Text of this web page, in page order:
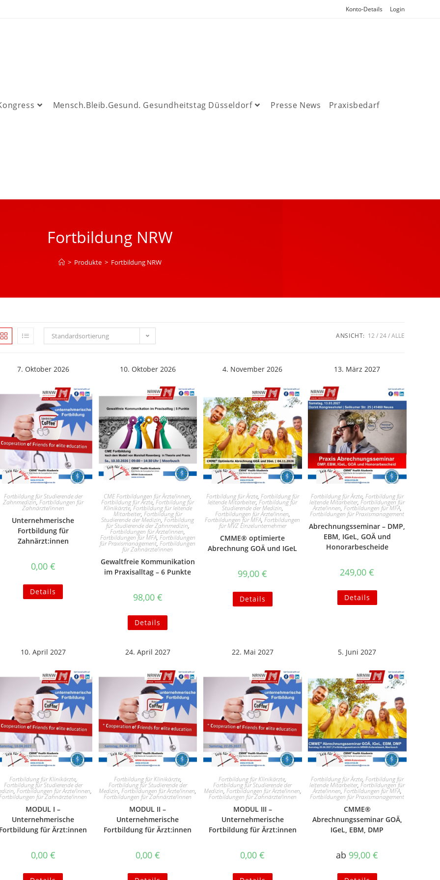
Konto-Details Login
Mensch.Bleib.Gesund. Gesundheitstag Düsseldorf Presse News Praxisbedarf
Fortbildung NRW
> Produkte > Fortbildung NRW
Standardsortierung ANSICHT: 12 24 ALLE
7. Oktober 2026
Fortbildung für Studierende der
Zahnmedizin, Fortbildungen für
Zahnärzte/innen
Unternehmerische
Fortbildung für
Zahnärzt:innen
0,00 €
Details
10. Oktober 2026
CME Fortbildungen für Ärzte/innen,
Fortbildung für Ärzte,Fortbildung für
Klinikärzte,Fortbildung für leitende
Mitarbeiter, Fortbildung für
Studierende der Medizin,Fortbildung
für Studierende der Zahnmedizin,
Fortbildungen für Ärzte/innen,
Fortbildungen für MFA, Fortbildungen
für Praxismanagement,Fortbildungen
für Zahnärzte/innen
Gewaltfreie Kommunikation
im Praxisalltag – 6 Punkte
98,00 €
Details
4. November 2026
Fortbildung für Ärzte, Fortbildung für
leitende Mitarbeiter,Fortbildung für
Studierende der Medizin,
Fortbildungen für Ärzte/innen,
Fortbildungen für MFA,Fortbildungen
für MVZ Einzelunternehmer
CMME® optimierte
Abrechnung GOÄ und IGeL
99,00€
Details
13. März 2027
Fortbildung für Ärzte, Fortbildung für
leitende Mitarbeiter,Fortbildungen für
Ärzte/innen, Fortbildungen für MFA,
Fortbildungen für Praxismanagement
Abrechnungsseminar – DMP,
EBM, IGeL, GOÄ und
Honorarbescheide
249,00€
Details
10. April 2027
Fortbildung für Klinikärzte,
Fortbildung für Studierende der
,Fortbildungen für Ärzte/innen,
für Zahnärzte/innen
MODUL I –
Unternehmerische
für Ärzt:innen
0,00 €
24. April 2027
Fortbildung für Klinikärzte,
Fortbildung für Studierende der
Medizin,Fortbildungen für Ärzte/innen,
Fortbildungen für Zahnärzte/innen
MODUL II –
Unternehmerische
Fortbildung für Ärzt:innen
0,00 €
22. Mai 2027
Fortbildung für Klinikärzte,
Fortbildung für Studierende der
Medizin, Fortbildungen für Ärzte/innen,
Fortbildungen für Zahnärzte/innen
MODUL III –
Unternehmerische
Fortbildung für Ärzt:innen
0,00€
5. Juni 2027
Fortbildung für Ärzte, Fortbildung für
leitende Mitarbeiter,Fortbildungen für
Ärzte/innen, Fortbildungen für MFA,
Fortbildungen für Praxismanagement
CMME®
Abrechnungsseminar GOÄ,
IGeL, EBM, DMP
ab 99,00€